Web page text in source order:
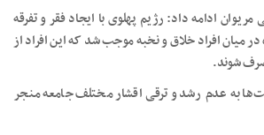
مریوان ادامه داد: رژیم پهلوی با ایجاد فقر و تفرقه
میان افراد خلاق و نخبه موجب شد که این افراد از
شوند.
به عدم رشد و ترقی اقشار مختلف جامعه منجر